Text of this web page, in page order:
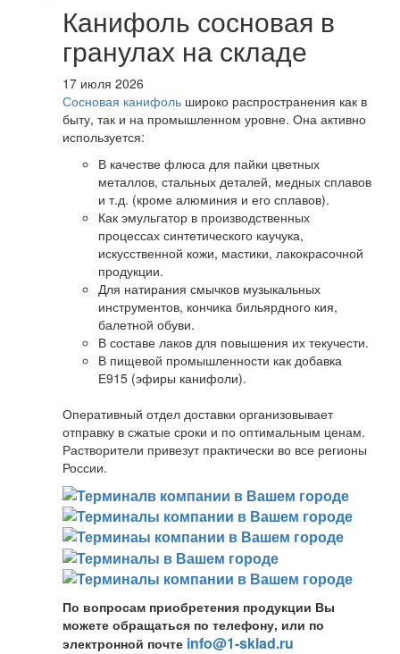
Канифоль сосновая в
гранулах на складе
17 июля 2026
Сосновая канифоль широко распространения как в
быту, так и на промышленном уровне. Она активно
используется:
В качестве флюса для пайки цветных
металлов, стальных деталей, медных сплавов
и т.д. (кроме алюминия и его сплавов).
Как эмульгатор в производственных
процессах синтетического каучука,
искусственной кожи, мастики, лакокрасочной
продукции.
Для натирания смычков музыкальных
инструментов, кончика бильярдного кия,
балетной обуви.
В составе лаков для повышения их текучести.
В пищевой промышленности как добавка
Е915 (эфиры канифоли).
Оперативный отдел доставки организовывает
отправку в сжатые сроки и по оптимальным ценам.
Растворители привезут практически во все регионы
России.
По вопросам приобретения продукции Вы
можете обращаться по телефону, или по
электронной почте info@1-sklad.ru